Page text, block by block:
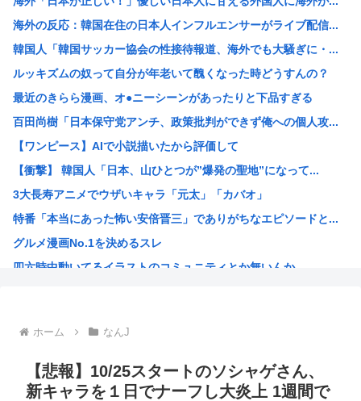
【画像】コスプレイヤー業界、えなこ(30)を抜いてしまう...
「女性が排泄する様子を見たくて」「床に寝込んでしまった」...
【朗報】靖国神社、軍服コスプレでの参拝を禁止へwww
台風13号は中国大陸に行ったけど、15号の予想進路…なん...
【画像】かぐや様は告らせたいの伊井野ミコちゃんは大変かわ...
【画像】クレヨンしんちゃんでエッッッしたいキャラ、満場一...
【画像】令和の高校生、校舎内で前戯してて草www
登山家「山で迷ったらとりあえず登れ」登山家「沢を見つけて...
なろうの王様キャラって無能ばかりじゃないか？
【悲報】ちいかわ映画、朝一上映終わって帰ろうとしたおじさ...
【共産党】募金中に中指がメガネに当たった？物理的に不可能...
海外の反応：韓国在住の日本人インフルエンサーがライブ配信...
韓国人「韓国サッカー協会の性接待報道、海外でも大騒ぎに・...
ルッキズムの奴って自分が年老いて醜くなった時どうすんの？
最近のきらら漫画、オ●ニーシーンがあったりと下品すぎる
百田尚樹「日本保守党アンチ、政策批判ができず俺への個人攻...
【ワンピース】AIで小説描いたから評価して
【衝撃】 韓国人「日本、山ひとつが”爆発の聖地”になって...
3大長寿アニメでウザいキャラ「元太」「カバオ」
特番「本当にあった怖い安倍晋三」でありがちなエピソードと...
グルメ漫画No.1を決めるスレ
四六時中動いてるイラストのコミュニティとか無いんか
マッシヴ・アタック、シンガポール公演でパレスチナ国旗を掲...
「お父さんが私にいくら使おうと、あなたには関係ない」そう...
識者「山上徹也が安倍晋三を討たなければ、日本国は今でも統...
ホーム なんJ
【悲報】10/25スタートのソシャゲさん、
新キャラを１日でナーフし大炎上 1週間で